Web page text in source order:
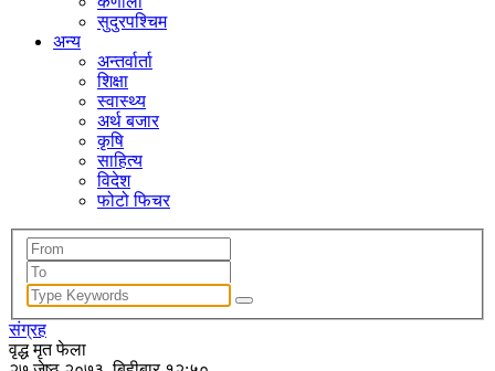
सुदुरपश्चिम
अन्य
अन्तर्वार्ता
शिक्षा
स्वास्थ्य
अर्थ बजार
कृषि
साहित्य
विदेश
फोटो फिचर
संग्रह
वृद्ध मृत फेला